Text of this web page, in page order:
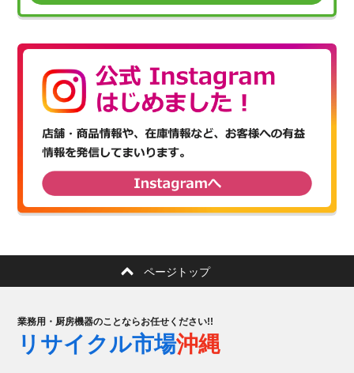
ページトップ
業務用・厨房機器のことならお任せください!!
リサイクル市場沖縄